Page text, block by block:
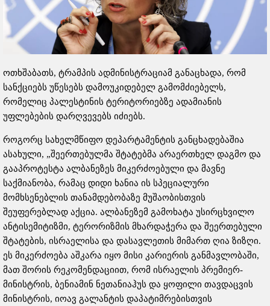
ოთხშაბათს, ტრამპის ადმინისტრაციამ განაცხადა, რომ
სანქციებს უწესებს დამოუკიდებელ გამომძიებელს,
რომელიც პალესტინის ტერიტორიებზე ადამიანის
უფლებების დარღვევებს იძიებს.
როგორც სახელმწიფო დეპარტამენტის განცხადებაშია
ასახული, „შეერთებულმა შტატებმა არაერთხელ დაგმო და
გააპროტესტა ალბანეზეს მიკერძოებული და მავნე
საქმიანობა, რამაც დიდი ხანია ის სპეციალური
მომხსენებლის თანამდებობაზე მუშაობისთვის
შეუფერებლად აქცია. ალბანეზემ გამოხატა უსირცხვილო
ანტისემიტიზმი, ტერორიზმის მხარდაჭერა და შეერთებული
შტატების, ისრაელისა და დასავლეთის მიმართ ღია ზიზღი.
ეს მიკერძოება აშკარა იყო მისი კარიერის განმავლობაში,
მათ შორის რეკომენდაციით, რომ ისრაელის პრემიერ-
მინისტრის, ბენიამინ ნეთანიაჰუს და ყოფილი თავდაცვის
მინისტრის, იოავ გალანტის დაპატიმრებისთვის